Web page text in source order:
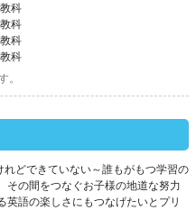
科
科
科
科
。
どできていない～誰もがもつ学習の
その間をつなぐお子様の地道な努力
英語の楽しさにもつなげたいとプリ